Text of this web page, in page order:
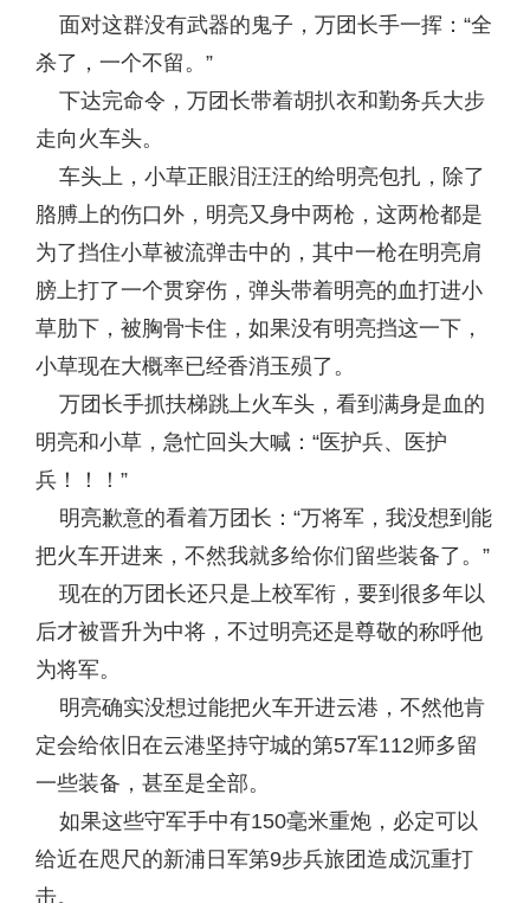
面对这群没有武器的鬼子，万团长手一挥：“全
杀了，一个不留。”
下达完命令，万团长带着胡扒衣和勤务兵大步
走向火车头。
车头上，小草正眼泪汪汪的给明亮包扎，除了
胳膊上的伤口外，明亮又身中两枪，这两枪都是
为了挡住小草被流弹击中的，其中一枪在明亮肩
膀上打了一个贯穿伤，弹头带着明亮的血打进小
草肋下，被胸骨卡住，如果没有明亮挡这一下，
小草现在大概率已经香消玉殒了。
万团长手抓扶梯跳上火车头，看到满身是血的
明亮和小草，急忙回头大喊：“医护兵、医护
兵！！！”
明亮歉意的看着万团长：“万将军，我没想到能
把火车开进来，不然我就多给你们留些装备了。”
现在的万团长还只是上校军衔，要到很多年以
后才被晋升为中将，不过明亮还是尊敬的称呼他
为将军。
明亮确实没想过能把火车开进云港，不然他肯
定会给依旧在云港坚持守城的第57军112师多留
一些装备，甚至是全部。
如果这些守军手中有150毫米重炮，必定可以
给近在咫尺的新浦日军第9步兵旅团造成沉重打
击。